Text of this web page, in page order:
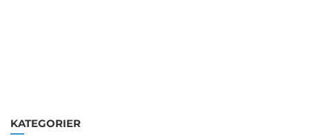
KATEGORIER